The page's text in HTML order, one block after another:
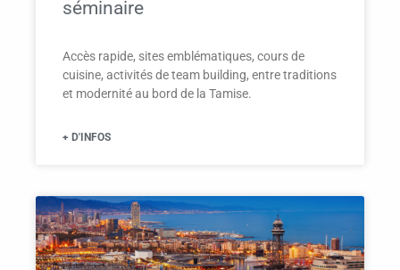
séminaire
Accès rapide, sites emblématiques, cours de
cuisine, activités de team building, entre traditions
et modernité au bord de la Tamise.
+ D'INFOS